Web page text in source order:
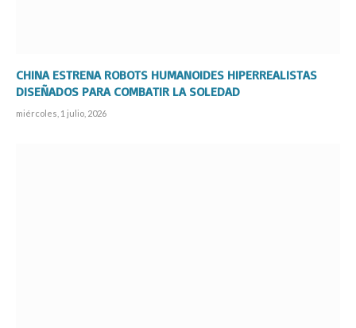
CHINA ESTRENA ROBOTS HUMANOIDES HIPERREALISTAS
DISEÑADOS PARA COMBATIR LA SOLEDAD
miércoles, 1 julio, 2026